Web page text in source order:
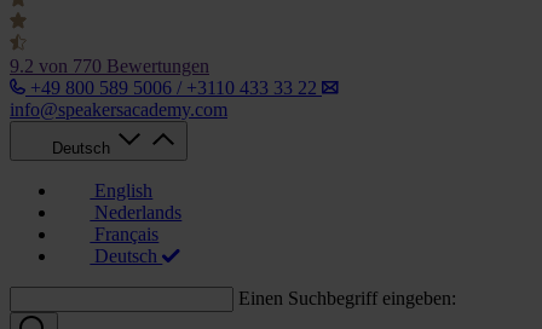
9.2 von 770 Bewertungen
+49 800 589 5006 / +3110 433 33 22
info@speakersacademy.com
Deutsch
English
Nederlands
Français
Deutsch
Einen Suchbegriff eingeben: